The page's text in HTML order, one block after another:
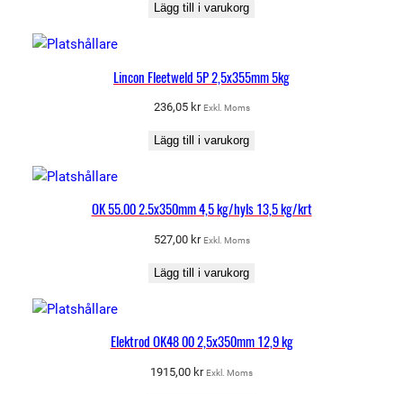
Lägg till i varukorg
Lincon Fleetweld 5P 2,5x355mm 5kg
236,05 kr Exkl. Moms
Lägg till i varukorg
OK 55.00 2.5x350mm 4,5 kg/hyls 13,5 kg/krt
527,00 kr Exkl. Moms
Lägg till i varukorg
Elektrod OK48 00 2,5x350mm 12,9 kg
1915,00 kr Exkl. Moms